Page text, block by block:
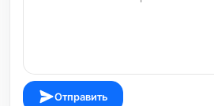
Отправить